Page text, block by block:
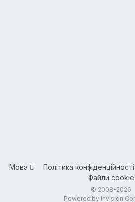
Мова Політика конфіденційності
Файли cookie
© 2008-2026
Powered by Invision